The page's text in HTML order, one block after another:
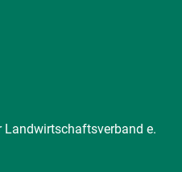
Landwirtschaftsverband e.